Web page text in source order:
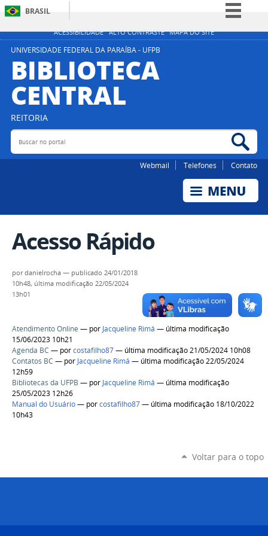
ACESSIBILIDADE ALTO CONTRASTE MAPA DO SITE
BRASIL
Simplifique!
UNIVERSIDADE FEDERAL DA PARAÍBA - UFPB
BIBLIOTECA
CENTRAL
REITORIA
Buscar no portal
Webmail Telefones Contato
Acesso Rápido
pordanielrocha — publicado 24/01/2018
10h48, última modificação 22/05/2024
13h01
Atendimento Online — por Jacqueline Rimá — última modificação
15/06/2023 10h21
Agenda BC — porcostafilho87— última modificação 21/05/2024 10h08
Contatos BC — por Jacqueline Rimá — última modificação 22/05/2024
12h59
Bibliotecas da UFPB — por Jacqueline Rimá — última modificação
25/05/2023 12h26
Manual do Usuário— porcostafilho87— última modificação 18/10/2022
10h43
Voltar para o topo